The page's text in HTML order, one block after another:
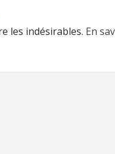
les indésirables. En